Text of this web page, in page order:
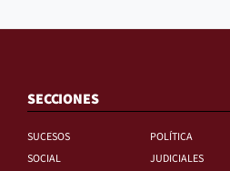
SECCIONES
SUCESOS
POLÍTICA
SOCIAL
JUDICIALES